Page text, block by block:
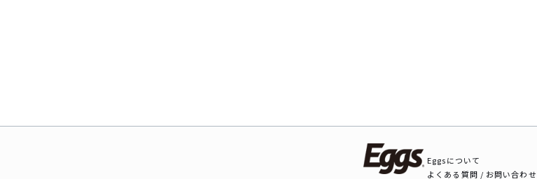
Eggsについて
よくある質問 / お問い合わせ